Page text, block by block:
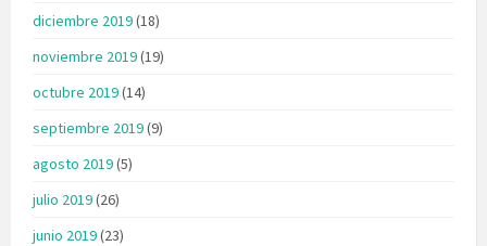
diciembre 2019(18)
noviembre 2019(19)
octubre 2019(14)
septiembre 2019(9)
agosto 2019(5)
julio 2019(26)
junio 2019(23)